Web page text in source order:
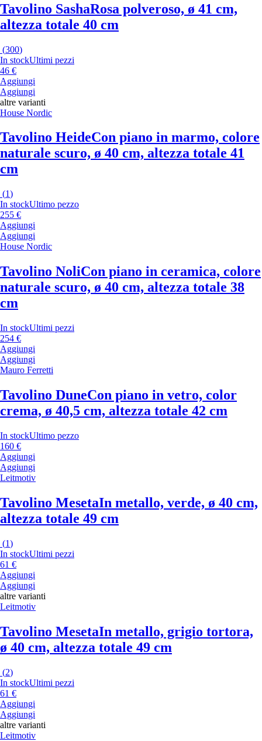
Tavolino SashaRosa polveroso, ø 41 cm,
altezza totale 40 cm
(300)
In stockUltimi pezzi
46 €
Aggiungi
Aggiungi
altre varianti
House Nordic
Tavolino HeideCon piano in marmo, colore
naturale scuro, ø 40 cm, altezza totale 41
cm
(1)
In stockUltimo pezzo
255 €
Aggiungi
Aggiungi
House Nordic
Tavolino NoliCon piano in ceramica, colore
naturale scuro, ø 40 cm, altezza totale 38
cm
In stockUltimi pezzi
254 €
Aggiungi
Aggiungi
Mauro Ferretti
Tavolino DuneCon piano in vetro, color
crema, ø 40,5 cm, altezza totale 42 cm
In stockUltimo pezzo
160 €
Aggiungi
Aggiungi
Leitmotiv
Tavolino MesetaIn metallo, verde, ø 40 cm,
altezza totale 49 cm
(1)
In stockUltimi pezzi
61 €
Aggiungi
Aggiungi
altre varianti
Leitmotiv
Tavolino MesetaIn metallo, grigio tortora,
ø 40 cm, altezza totale 49 cm
(2)
In stockUltimi pezzi
61 €
Aggiungi
Aggiungi
altre varianti
Leitmotiv